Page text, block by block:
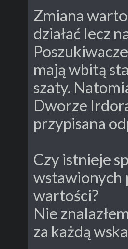
Zmiana
działać lecz
mają wbitą
szaty.
Dworze
przypisana
Czy istnieje
wstawionych
wartości?
Nie
za każdą